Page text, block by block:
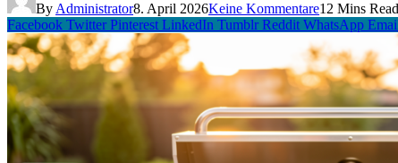
By Administrator8. April 2026Keine Kommentare12 Mins Read
Facebook Twitter Pinterest LinkedIn Tumblr Reddit WhatsApp